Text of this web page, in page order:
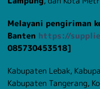
Melayani pengiriman
Banten https://
085730453518]
Kabupaten Lebak,
Kabupaten Tangerang,